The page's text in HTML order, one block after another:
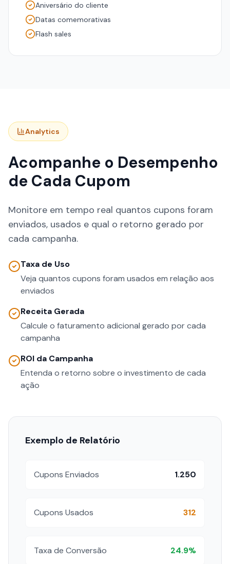
Aniversário do cliente
Datas comemorativas
Flash sales
Analytics
Acompanhe o Desempenho
de Cada Cupom
Monitore em tempo real quantos cupons foram
enviados, usados e qual o retorno gerado por
cada campanha.
Taxa de Uso
Veja quantos cupons foram usados em relação aos
enviados
Receita Gerada
Calcule o faturamento adicional gerado por cada
campanha
ROI da Campanha
Entenda o retorno sobre o investimento de cada
ação
Exemplo de Relatório
Cupons Enviados 1.250
Cupons Usados 312
Taxa de Conversão 24.9%